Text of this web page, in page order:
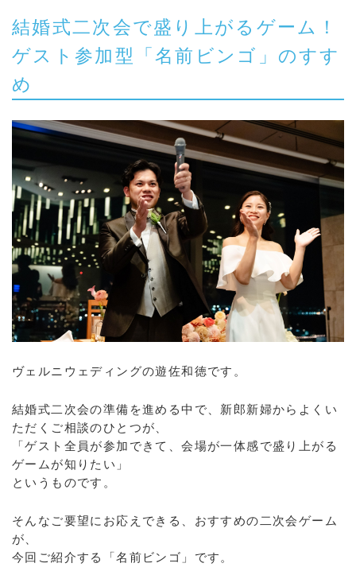
結婚式二次会で盛り上がるゲーム！
ゲスト参加型「名前ビンゴ」のすす
め
ヴェルニウェディングの遊佐和徳です。
結婚式二次会の準備を進める中で、新郎新婦からよくい
ただくご相談のひとつが、
「ゲスト全員が参加できて、会場が一体感で盛り上がる
ゲームが知りたい」
というものです。
そんなご要望にお応えできる、おすすめの二次会ゲーム
が、
今回ご紹介する「名前ビンゴ」です。